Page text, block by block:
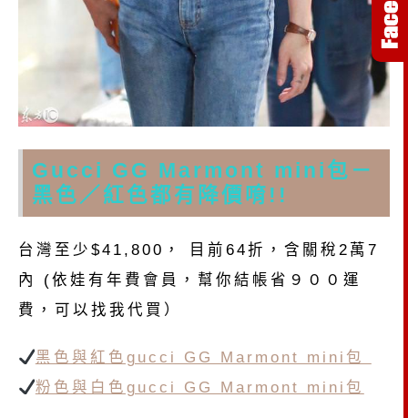
Gucci GG Marmont mini包－
黑色／紅色都有降價唷!!
台灣至少$41,800， 目前64折，含關稅2萬7
內 (依娃有年費會員，幫你結帳省９００運
費，可以找我代買）
黑色與紅色gucci GG Marmont mini包
粉色與白色gucci GG Marmont mini包